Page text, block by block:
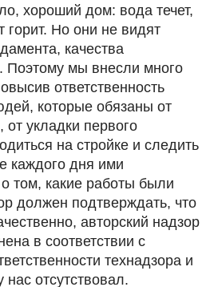
хороший дом: вода течет,
горит. Но они не видят
качества
Поэтому мы внесли много
ответственность
которые обязаны от
от укладки первого
на стройке и следить
каждого дня ими
том, какие работы были
должен подтверждать, что
авторский надзор
в соответствии с
технадзора и
нас отсутствовал.